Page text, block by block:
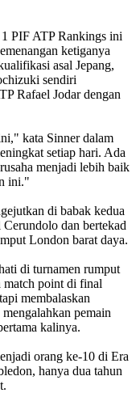
PIF ATP Rankings ini
ketiganya
asal Jepang,
sendiri
Rafael Jodar dengan
kata Sinner dalam
setiap hari. Ada
menjadi lebih baik
ini."
di babak kedua
dan bertekad
London barat daya.
di turnamen rumput
match point di final
membalaskan
pemain
kalinya.
orang ke-10 di Era
hanya dua tahun